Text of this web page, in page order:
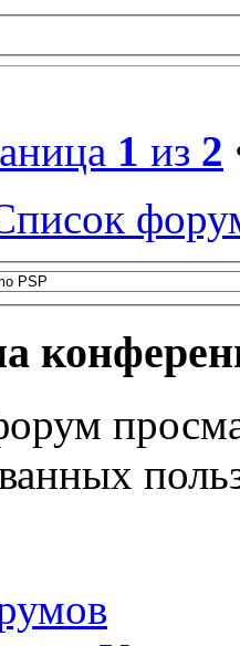
1 из 2